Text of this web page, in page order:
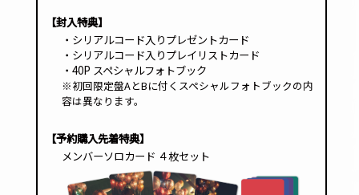
【封入特典】
・シリアルコード入りプレゼントカード
・シリアルコード入りプレイリストカード
・40P スペシャルフォトブック
※初回限定盤AとBに付くスペシャルフォトブックの内
容は異なります。
【予約購入先着特典】
メンバーソロカード ４枚セット